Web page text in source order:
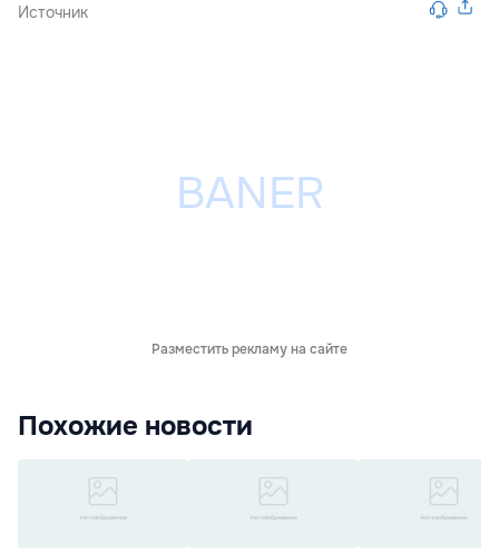
Источник
Разместить рекламу на сайте
Похожие новости